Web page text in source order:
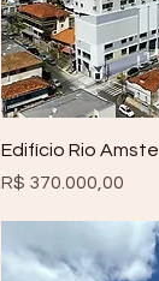
Edifício Rio Amstel
Preço
R$ 370.000,00